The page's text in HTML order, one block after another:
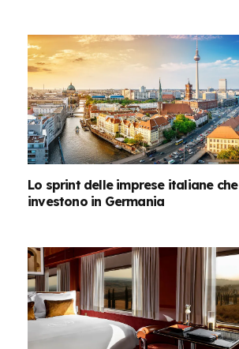
Lo sprint delle imprese italiane che
investono in Germania